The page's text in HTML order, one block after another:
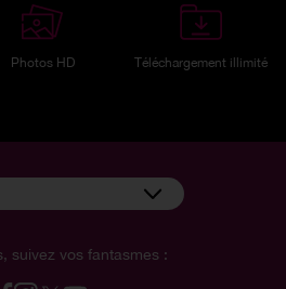
Photos HD Téléchargement illimité
suivez vos fantasmes :